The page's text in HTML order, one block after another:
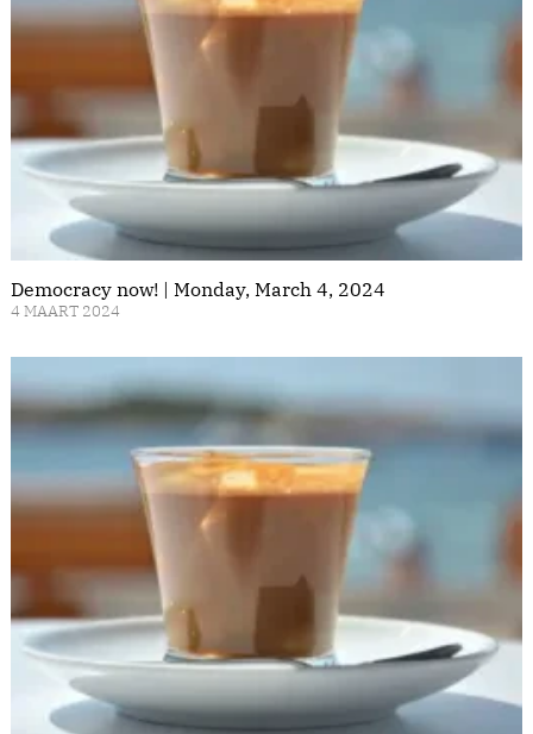
Democracy now! | Monday, March 4, 2024
4 MAART 2024